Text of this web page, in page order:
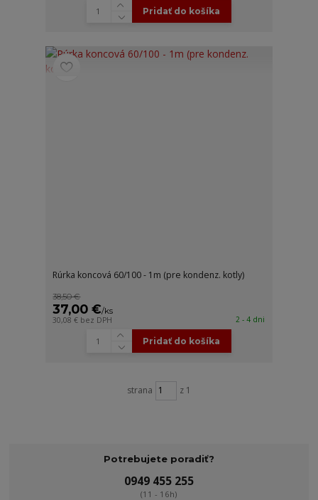
Pridať do košíka
Rúrka koncová 60/100 - 1m (pre kondenz. kotly)
38,50 €
37,00 €/ks
30,08 € bez DPH 2 - 4 dni
Pridať do košíka
strana z 1
Potrebujete poradiť?
0949 455 255
(11 - 16h)